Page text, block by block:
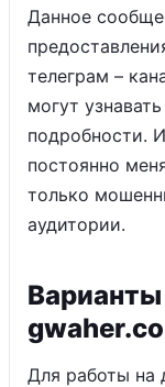
Данное
телеграм –
могут
подробности.
постоянно
только
аудитории.
Варианты
Для работы на